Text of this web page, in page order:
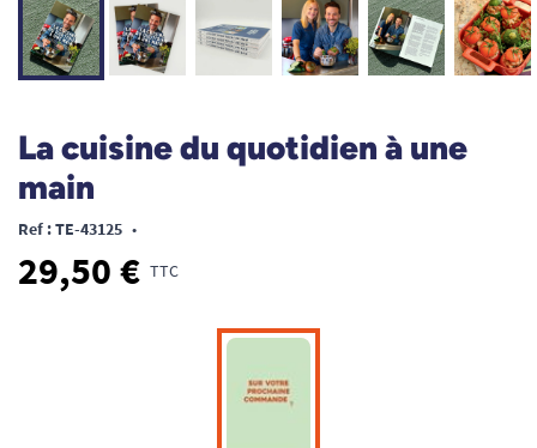
La cuisine du quotidien à une
main
Ref : TE-43125 •
29,50 € TTC